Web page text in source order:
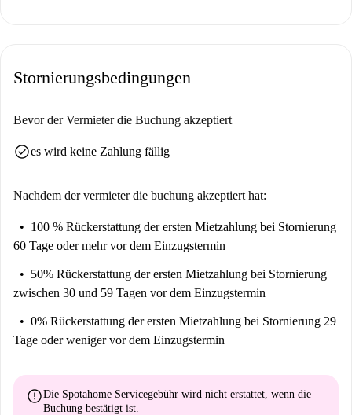
Stornierungsbedingungen
Bevor der Vermieter die Buchung akzeptiert
check_circlees wird keine Zahlung fällig
Nachdem der vermieter die buchung akzeptiert hat:
100 % Rückerstattung der ersten Mietzahlung bei Stornierung
60 Tage oder mehr vor dem Einzugstermin
50% Rückerstattung der ersten Mietzahlung bei Stornierung
zwischen 30 und 59 Tagen vor dem Einzugstermin
0% Rückerstattung der ersten Mietzahlung bei Stornierung 29
Tage oder weniger vor dem Einzugstermin
errorDie Spotahome Servicegebühr wird nicht erstattet , wenn die
Buchung bestätigt ist.